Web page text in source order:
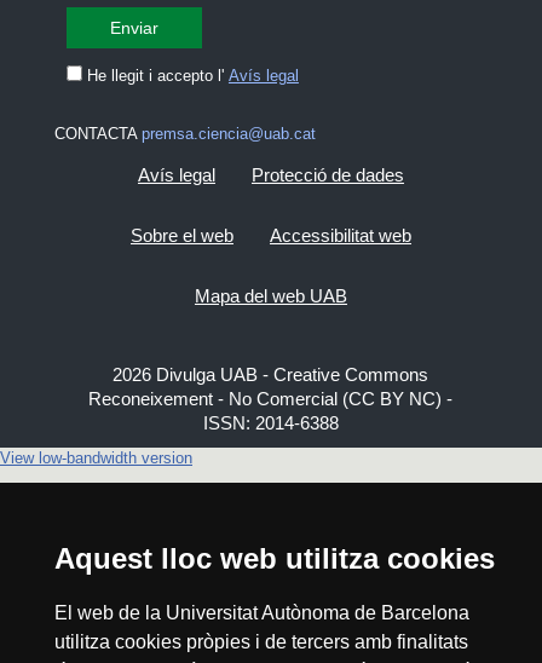
Aquest lloc web utilitza cookies
El web de la Universitat Autònoma de Barcelona
utilitza cookies pròpies i de tercers amb finalitats
He llegit i accepto l' Avís legal
CONTACTA premsa.ciencia@uab.cat
Avís legal Protecció de dades
Sobre el web Accessibilitat web
Mapa del web UAB
2026 Divulga UAB - Creative Commons
Reconeixement - No Comercial (CC BY NC) -
ISSN: 2014-6388
View low-bandwidth version